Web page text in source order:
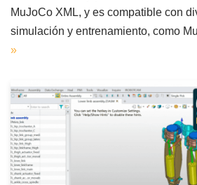
MuJoCo XML, y es compatible con
simulación y entrenamiento, como
»